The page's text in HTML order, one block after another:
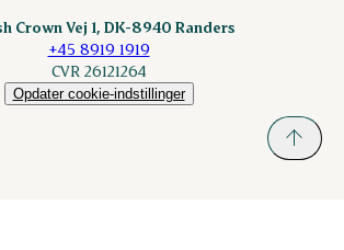
Crown Vej 1, DK-8940 Randers
+45 8919 1919
CVR 26121264
Opdater cookie-indstillinger